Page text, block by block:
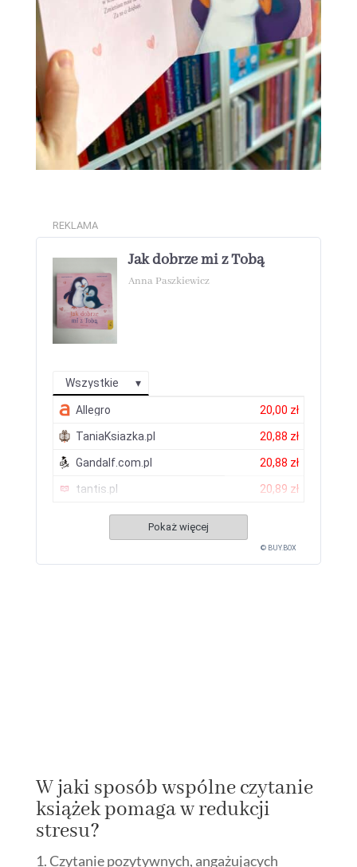
REKLAMA
Jak dobrze mi z Tobą
Anna Paszkiewicz
Wszystkie
Allegro 20,00 zł
TaniaKsiazka.pl 20,88 zł
Gandalf.com.pl 20,88 zł
tantis.pl 20,89 zł
Pokaż więcej
© BUY.BOX
W jaki sposób wspólne czytanie
książek pomaga w redukcji
stresu?
Czytanie pozytywnych, angażujących